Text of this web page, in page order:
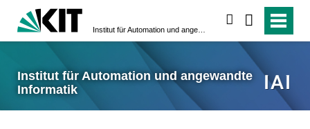
Institut für Automation und angewandte
Informatik